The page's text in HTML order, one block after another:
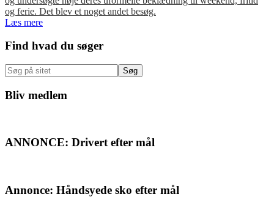
og ferie. Det blev et noget andet besøg.
Læs mere
Primær
Sidebar
Find hvad du søger
Søg
på
sitet
Bliv medlem
ANNONCE: Drivert efter mål
Annonce: Håndsyede sko efter mål